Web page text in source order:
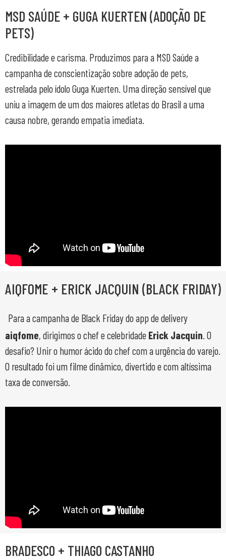
MSD SAÚDE + GUGA KUERTEN (ADOÇÃO DE
PETS)
Credibilidade e carisma. Produzimos para a MSD Saúde a
campanha de conscientização sobre adoção de pets,
estrelada pelo ídolo Guga Kuerten. Uma direção sensível que
uniu a imagem de um dos maiores atletas do Brasil a uma
causa nobre, gerando empatia imediata.
AIQFOME + ERICK JACQUIN (BLACK FRIDAY)
Para a campanha de Black Friday do app de delivery
aiqfome, dirigimos o chef e celebridade Erick Jacquin . O
desafio? Unir o humor ácido do chef com a urgência do varejo.
O resultado foi um filme dinâmico, divertido e com altíssima
taxa de conversão.
BRADESCO + THIAGO CASTANHO